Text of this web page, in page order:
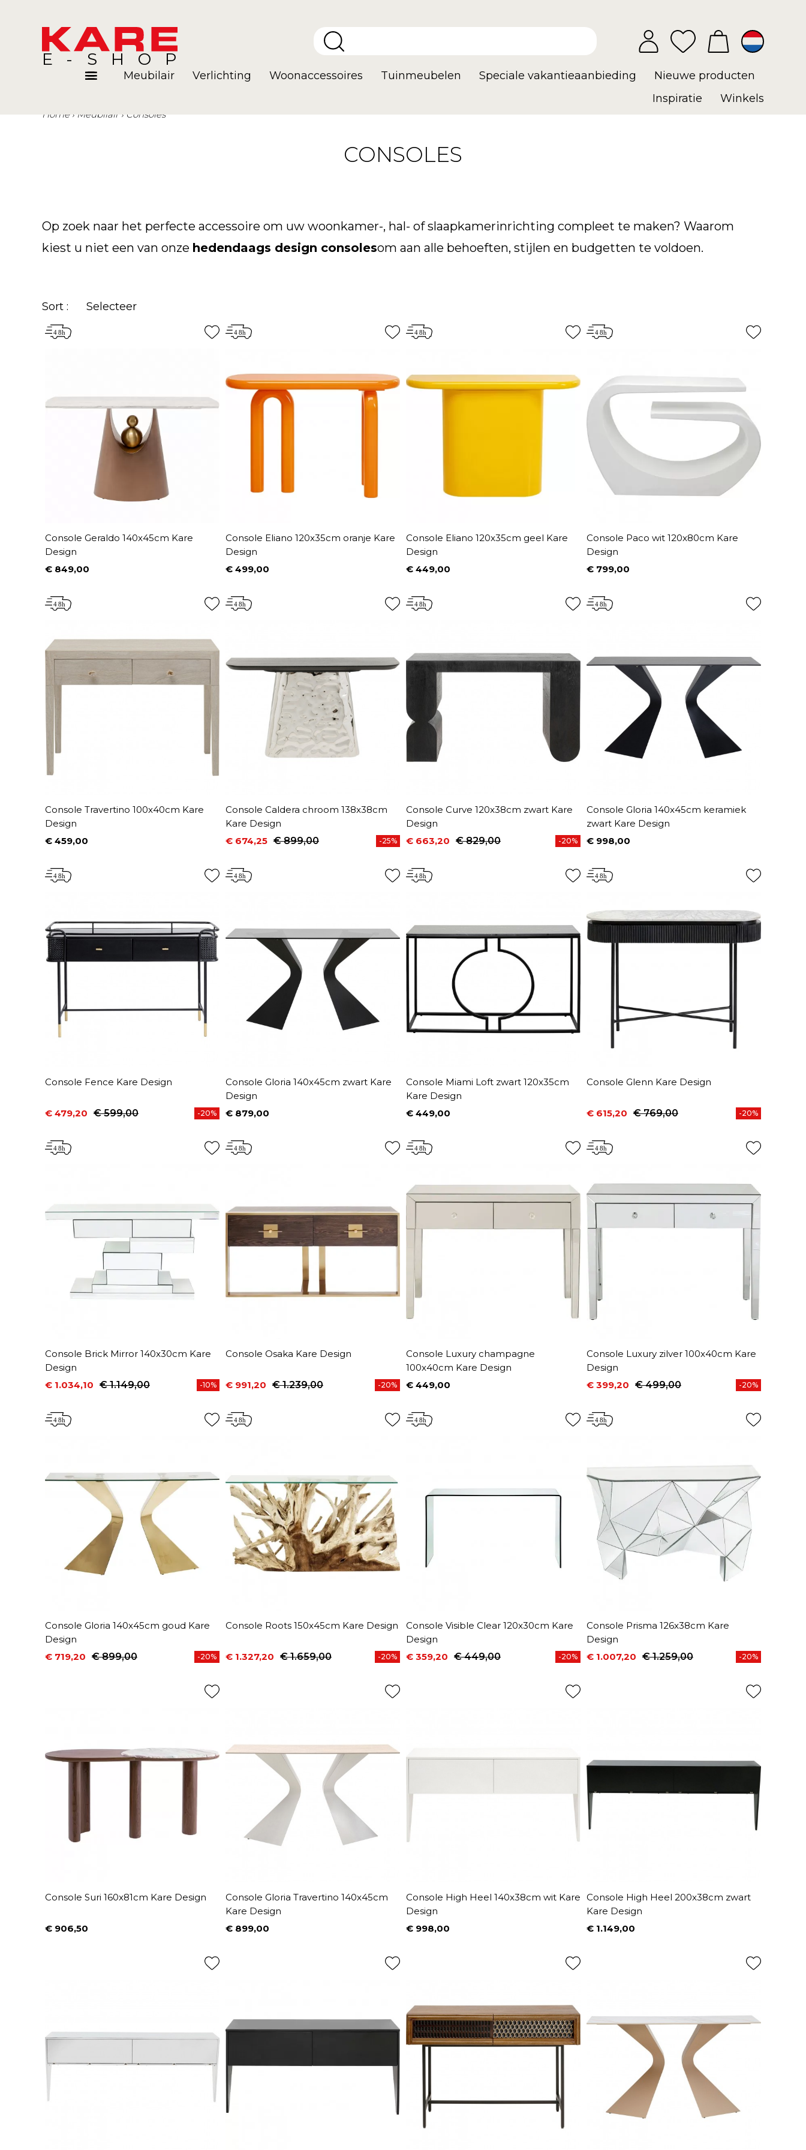
E-SHOP
Meubilair Verlichting Woonaccessoires Tuinmeubelen Speciale vakantieaanbieding
Nieuwe producten
Inspiratie
Winkels
Home Meubilair Consoles
CONSOLES
Op zoek naar het perfecte accessoire om uw woonkamer-, hal- of slaapkamerinrichting compleet te maken? Waarom
kiest u niet een van onze hedendaags design consolesom aan alle behoeften, stijlen en budgetten te voldoen.
Sort : Selecteer
Console Geraldo 140x45cm Kare
Design
Prijs
€ 849,00
Console Eliano 120x35cm oranje Kare
Design
Prijs
€ 499,00
Console Eliano 120x35cm geel Kare
Design
Prijs
€ 449,00
Console Paco wit 120x80cm Kare
Design
Prijs
€ 799,00
Console Travertino 100x40cm Kare
Design
Prijs
€ 459,00
Console Caldera chroom 138x38cm
Kare Design
Prijs
€ 674,25
Normale prijs€ 899,00 -25%
Console Curve 120x38cm zwart Kare
Design
Prijs
€ 663,20
Normale prijs€ 829,00 -20%
Console Gloria 140x45cm keramiek
zwart Kare Design
Prijs
€ 998,00
Console Fence Kare Design
Prijs
€ 479,20
Normale prijs€ 599,00 -20%
Console Gloria 140x45cm zwart Kare
Design
Prijs
€ 879,00
Console Miami Loft zwart 120x35cm
Kare Design
Prijs
€ 449,00
Console Glenn Kare Design
Prijs
€ 615,20
Normale prijs€ 769,00 -20%
Console Brick Mirror 140x30cm Kare
Design
Prijs
€ 1.034,10
Normale prijs€ 1.149,00 -10%
Console Osaka Kare Design
Prijs
€ 991,20
Normale prijs€ 1.239,00 -20%
Console Luxury champagne
100x40cm Kare Design
Prijs
€ 449,00
Console Luxury zilver 100x40cm Kare
Design
Prijs
€ 399,20
Normale prijs€ 499,00 -20%
Console Gloria 140x45cm goud Kare
Design
Prijs
€ 719,20
Normale prijs€ 899,00 -20%
Console Roots 150x45cm Kare Design
Prijs
€ 1.327,20
Normale prijs€ 1.659,00 -20%
Console Visible Clear 120x30cm Kare
Design
Prijs
€ 359,20
Normale prijs€ 449,00 -20%
Console Prisma 126x38cm Kare
Design
Prijs
€ 1.007,20
Normale prijs€ 1.259,00 -20%
Console Suri 160x81cm Kare Design
Prijs
€ 906,50
Console Gloria Travertino 140x45cm
Kare Design
Prijs
€ 899,00
Console High Heel 140x38cm wit Kare
Design
Prijs
€ 998,00
Console High Heel 200x38cm zwart
Kare Design
Prijs
€ 1.149,00